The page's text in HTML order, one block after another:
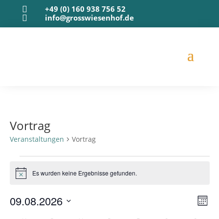

+49 (0) 160 938 756 52

info@grosswiesenhof.de
Vortrag
Veranstaltungen Vortrag
Veranstaltungen
HinweisEs wurden keine Ergebnisse gefunden.
09.08.2026